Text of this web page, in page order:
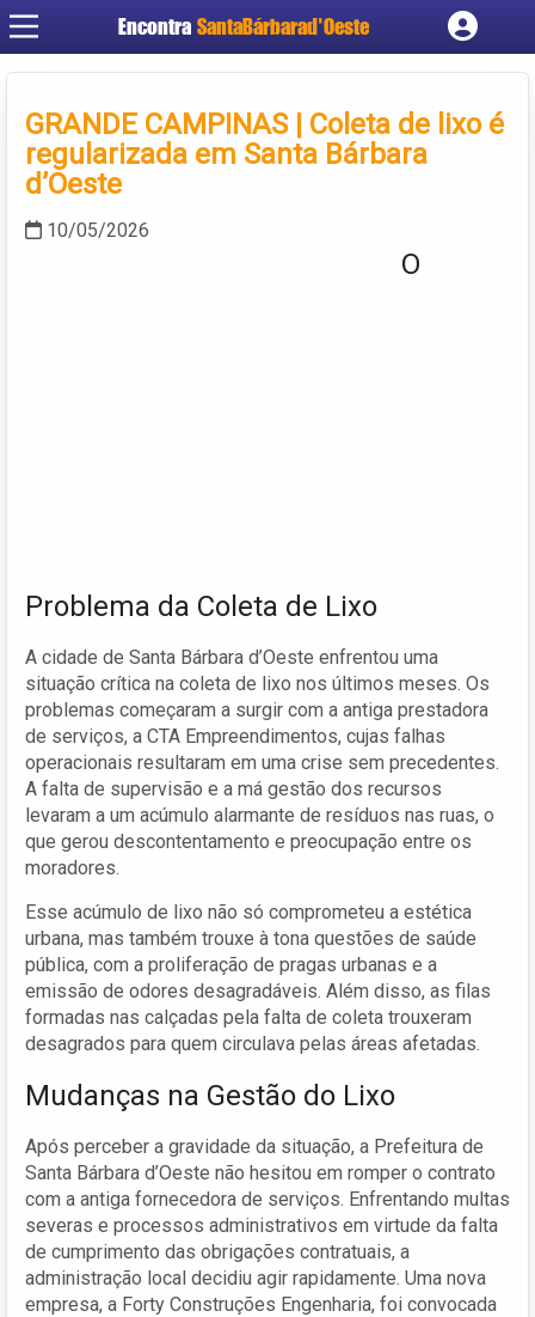
Encontra SantaBárbarad'Oeste
Cadastrar empresa
Criar conta
GRANDE CAMPINAS | Coleta de lixo é
regularizada em Santa Bárbara
d’Oeste
10/05/2026
O
Problema da Coleta de Lixo
A cidade de Santa Bárbara d’Oeste enfrentou uma
situação crítica na coleta de lixo nos últimos meses. Os
problemas começaram a surgir com a antiga prestadora
de serviços, a CTA Empreendimentos, cujas falhas
operacionais resultaram em uma crise sem precedentes.
A falta de supervisão e a má gestão dos recursos
levaram a um acúmulo alarmante de resíduos nas ruas, o
que gerou descontentamento e preocupação entre os
moradores.
Esse acúmulo de lixo não só comprometeu a estética
urbana, mas também trouxe à tona questões de saúde
pública, com a proliferação de pragas urbanas e a
emissão de odores desagradáveis. Além disso, as filas
formadas nas calçadas pela falta de coleta trouxeram
desagrados para quem circulava pelas áreas afetadas.
Mudanças na Gestão do Lixo
Após perceber a gravidade da situação, a Prefeitura de
Santa Bárbara d’Oeste não hesitou em romper o contrato
com a antiga fornecedora de serviços. Enfrentando multas
severas e processos administrativos em virtude da falta
de cumprimento das obrigações contratuais, a
administração local decidiu agir rapidamente. Uma nova
empresa, a Forty Construções Engenharia, foi convocada